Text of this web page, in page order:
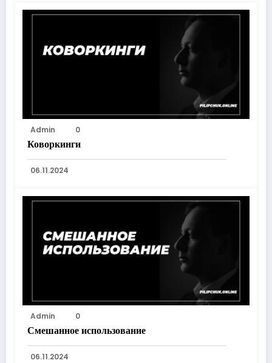
Admin
0
Коворкинги
06.11.2024
Admin
0
Смешанное использование
06.11.2024